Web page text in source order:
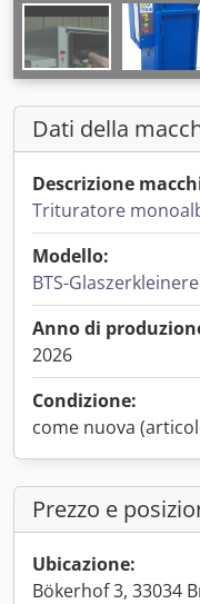
Dati della
Descrizione
Trituratore
Modello:
BTS-
Anno di
2026
Condizione:
come nuova
Prezzo e
Ubicazione:
Bökerhof 3, 33034